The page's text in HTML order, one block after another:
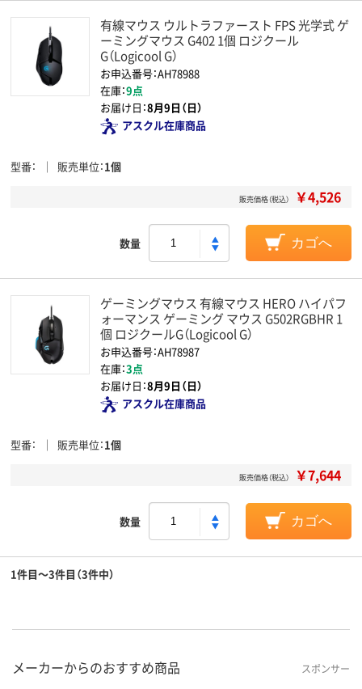
有線マウス ウルトラファースト FPS 光学式 ゲ
ーミングマウス G402 1個 ロジクール
G（Logicool G）
お申込番号：AH78988
在庫：9点
お届け日：8月9日（日）
アスクル在庫商品
型番 販売単位 1個
販売価格（税込） ￥4,526
数量 カゴへ
ゲーミングマウス 有線マウス HERO ハイパフ
ォーマンス ゲーミング マウス G502RGBHR 1
個 ロジクールG（Logicool G）
お申込番号：AH78987
在庫：3点
お届け日：8月9日（日）
アスクル在庫商品
型番 販売単位 1個
販売価格（税込） ￥7,644
数量 カゴへ
1件目～3件目（3件中）
メーカーからのおすすめ商品 スポンサー